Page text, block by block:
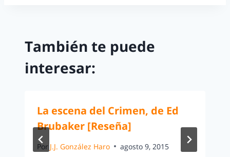
También te puede
interesar:
La escena del Crimen, de Ed
Brubaker [Reseña]
Por J.J. González Haro agosto 9, 2015